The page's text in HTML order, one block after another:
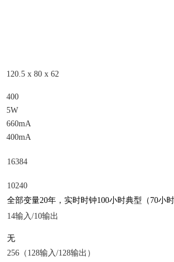
120.5 x 80 x 62
400
5W
660mA
400mA
16384
10240
全部变量20年，实时时钟100小时典型（70小
14输入/10输出
无
256（128输入/128输出）